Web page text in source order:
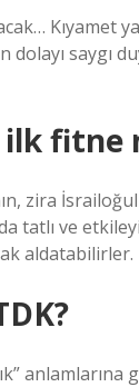
Kıyamet
dolayı saygı
fitne
zira
tatlı ve
aldatabilirler.